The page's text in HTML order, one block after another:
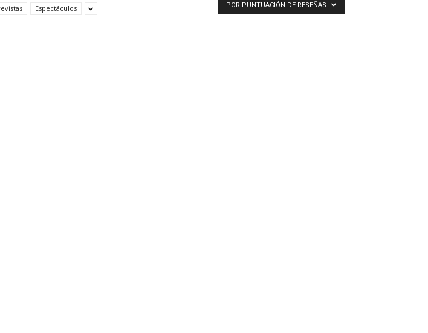
Espectáculos POR PUNTUACIÓN DE RESEÑAS